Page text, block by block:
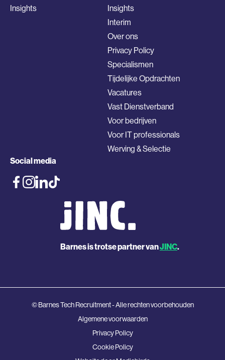
Insights
Insights
Interim
Over ons
Privacy Policy
Specialismen
Tijdelijke Opdrachten
Vacatures
Vast Dienstverband
Voor bedrijven
Voor IT professionals
Werving & Selectie
Social media
Barnes is trotse partner vanJINC.
© Barnes Tech Recruitment - Alle rechten voorbehouden
Algemene voorwaarden
Privacy Policy
Cookie Policy